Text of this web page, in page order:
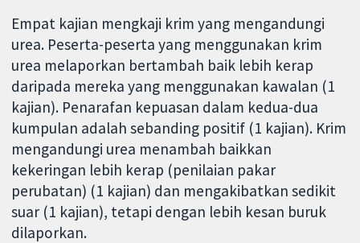
Empat kajian mengkaji krim yang mengandungi
urea. Peserta-peserta yang menggunakan krim
urea melaporkan bertambah baik lebih kerap
daripada mereka yang menggunakan kawalan (1
kajian). Penarafan kepuasan dalam kedua-dua
kumpulan adalah sebanding positif (1 kajian). Krim
mengandungi urea menambah baikkan
kekeringan lebih kerap (penilaian pakar
perubatan) (1 kajian) dan mengakibatkan sedikit
suar (1 kajian), tetapi dengan lebih kesan buruk
dilaporkan.